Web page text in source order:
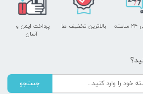
پرداخت ایمن و ​​​​​​​
آسان
بالاترین تخفیف ها
جستجو